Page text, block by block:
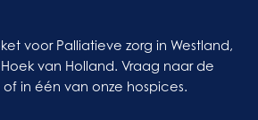
voor Palliatieve zorg in Westland,
van Holland. Vraag naar de
in één van onze hospices.